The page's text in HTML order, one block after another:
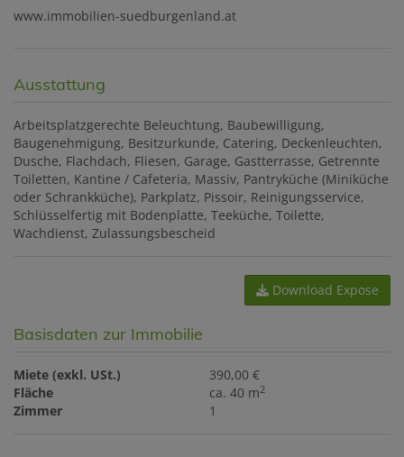
www.immobilien-suedburgenland.at
Ausstattung
Arbeitsplatzgerechte Beleuchtung Baubewilligung
Baugenehmigung Besitzurkunde Catering Deckenleuchten
Dusche Flachdach Fliesen Garage Gastterrasse Getrennte
Toiletten Kantine / Cafeteria Massiv Pantryküche (Miniküche
oder Schrankküche) Parkplatz Pissoir Reinigungsservice
Schlüsselfertig mit Bodenplatte Teeküche Toilette
Wachdienst Zulassungsbescheid
Download Expose
Basisdaten zur Immobilie
Miete (exkl. USt.)
390,00 €
Fläche
ca. 40 m2
Zimmer 1